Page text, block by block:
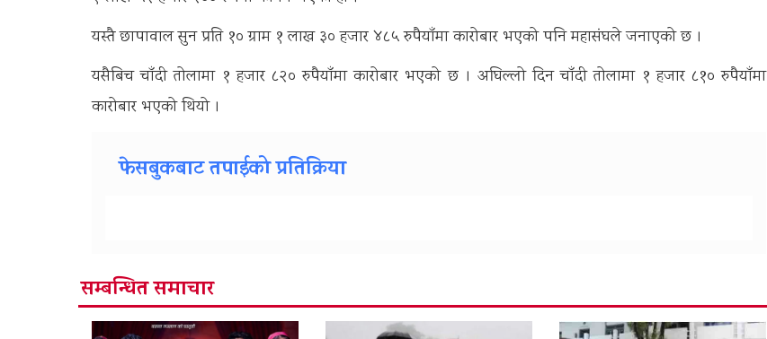
यस्तै छापावाल सुन प्रति १० ग्राम १ लाख ३० हजार ४८५ रुपैयाँमा कारोबार भएको पनि महासंघले जनाएको छ ।
यसैबिच चाँदी तोलामा १ हजार ८२० रुपैयाँमा कारोबार भएको छ । अघिल्लो दिन चाँदी तोलामा १ हजार ८१० रुपैयाँमा
कारोबार भएको थियो ।
फेसबुकबाट तपाईको प्रतिक्रिया
सम्बन्धित समाचार